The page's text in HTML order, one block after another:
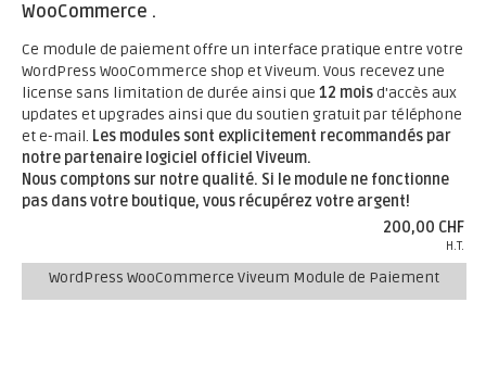
WooCommerce .
Ce module de paiement offre un interface pratique entre votre
WordPress WooCommerce shop et Viveum. Vous recevez une
license sans limitation de durée ainsi que 12 moisd'accès aux
updates et upgrades ainsi que du soutien gratuit par téléphone
et e-mail. Les modules sont explicitement recommandés par
notre partenaire logiciel officiel Viveum.
Nous comptons sur notre qualité. Si le module ne fonctionne
pas dans votre boutique, vous récupérez votre argent!
200,00 CHF
H.T.
WordPress WooCommerce Viveum Module de Paiement